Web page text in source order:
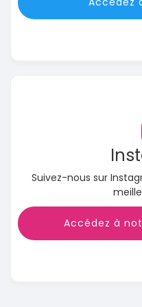
Suivez-nous sur
Accédez à